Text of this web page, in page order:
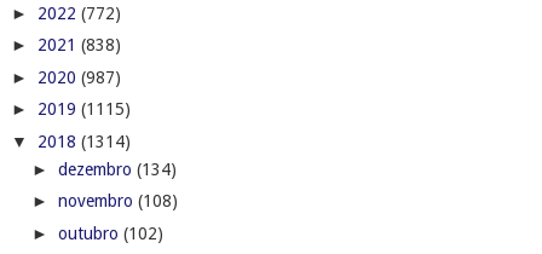
► 2022 (772)
► 2021 (838)
► 2020 (987)
► 2019 (1115)
▼ 2018 (1314)
► dezembro (134)
► novembro (108)
► outubro (102)